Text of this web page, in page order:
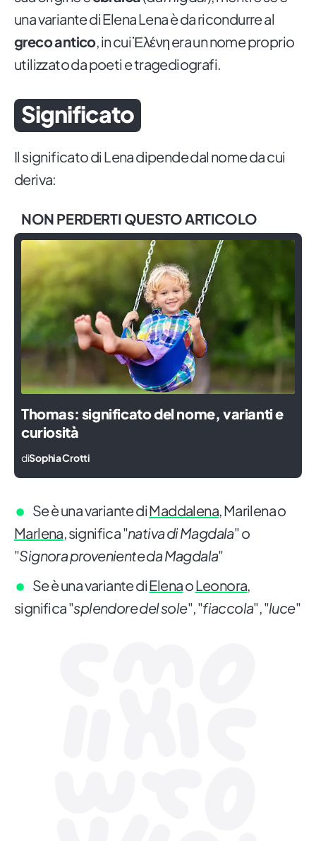
una variante di Elena Lena è da ricondurre al
greco antico, in cui Ἑλένη era un nome proprio
utilizzato da poeti e tragediografi.
Significato
Il significato di Lena dipende dal nome da cui
deriva:
NON PERDERTI QUESTO ARTICOLO
Thomas: significato del nome, varianti e
curiosità
diSophia Crotti
Se è una variante diMaddalena, Marilena o
Marlena, significa "nativa di Magdala" o
"Signora proveniente da Magdala"
Se è una variante diElenaoLeonora,
significa "splendore del sole", "fiaccola", "luce"